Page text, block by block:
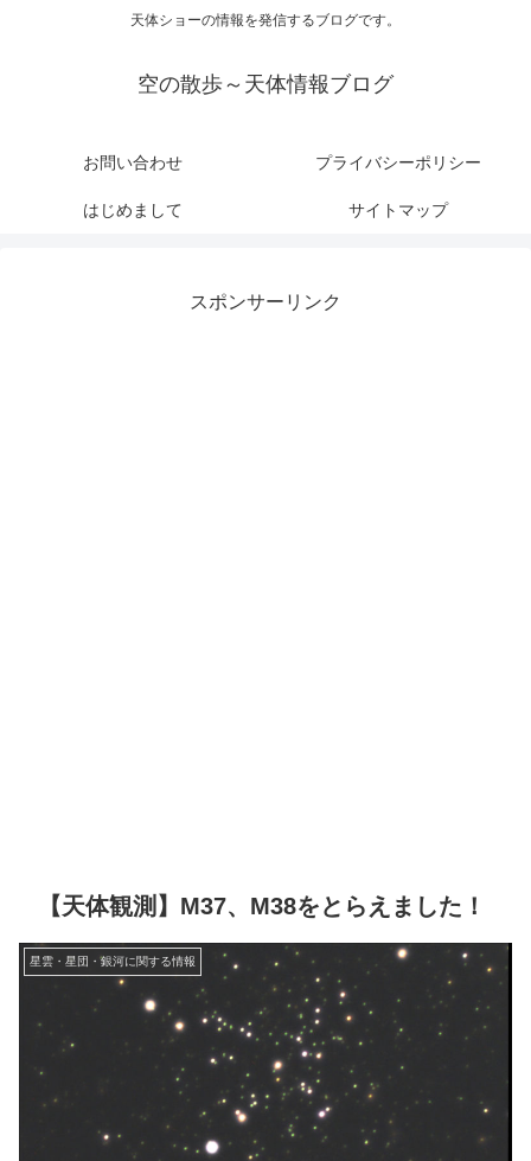
天体ショーの情報を発信するブログです。
空の散歩～天体情報ブログ
お問い合わせ プライバシーポリシー
はじめまして サイトマップ
スポンサーリンク
【天体観測】M37、M38をとらえました！
星雲・星団・銀河に関する情報